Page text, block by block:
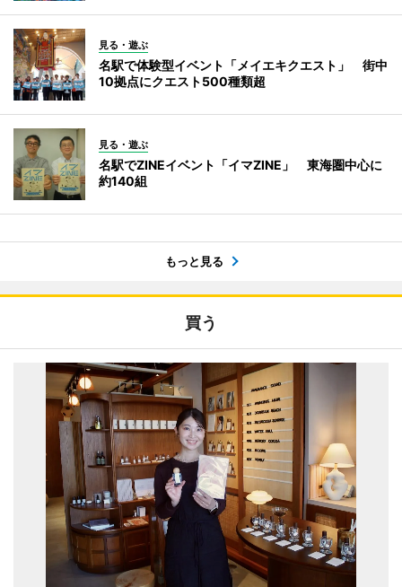
見る・遊ぶ
名駅で体験型イベント「メイエキクエスト」 街中
10拠点にクエスト500種類超
見る・遊ぶ
名駅でZINEイベント「イマZINE」 東海圏中心に
約140組
もっと見る
買う